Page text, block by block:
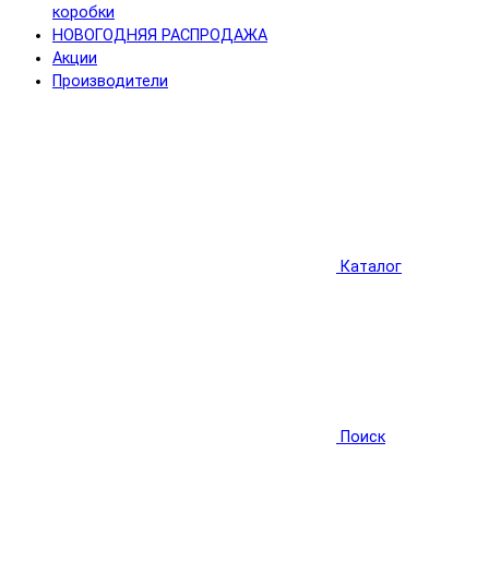
коробки
НОВОГОДНЯЯ РАСПРОДАЖА
Акции
Производители
Каталог
Поиск